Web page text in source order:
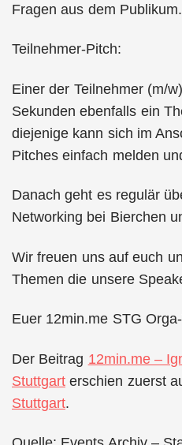
Fragen aus dem Publikum.
Teilnehmer-Pitch:
Einer der Teilnehmer (m/
Sekunden ebenfalls ein
diejenige kann sich im
Pitches einfach melden
Danach geht es regulär
Networking bei Bierchen
Wir freuen uns auf euch
Themen die unsere
Euer 12min.me STG
Der Beitrag 12min.me –
Stuttgart erschien zuerst
Stuttgart.